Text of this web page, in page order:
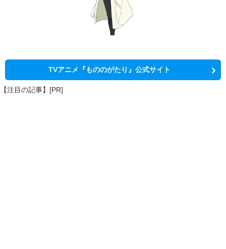
TVアニメ『もののがたり』公式サイト
【注目の記事】[PR]